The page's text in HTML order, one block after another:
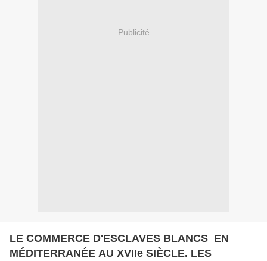
Publicité
LE COMMERCE D'ESCLAVES BLANCS EN
MÉDITERRANÉE AU XVIIe SIÈCLE. LES